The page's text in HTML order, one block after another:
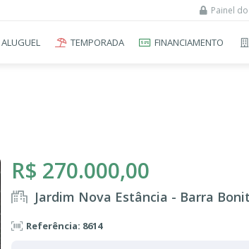
Painel
ALUGUEL TEMPORADA FINANCIAMENTO
R$ 270.000,00
Jardim Nova Estância - Barra
Referência: 8614